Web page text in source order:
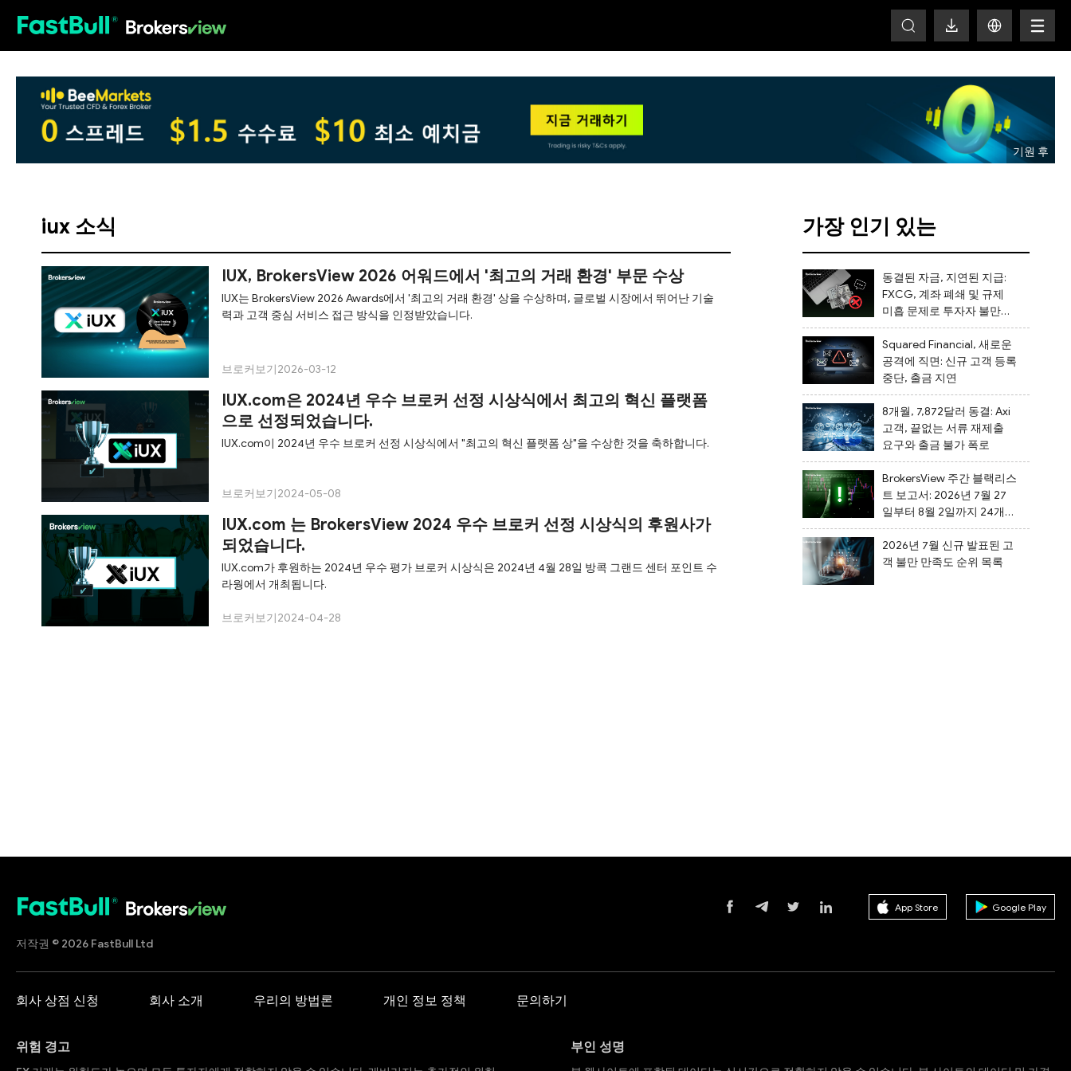
iux 소식
IUX, BrokersView 2026 어워드에서 '최고의 거래 환경' 부문 수상
IUX는 BrokersView 2026 Awards에서 '최고의 거래 환경' 상을 수상하며, 글로벌 시장에서 뛰어난 기술
력과 고객 중심 서비스 접근 방식을 인정받았습니다.
브로커보기2026-03-12
IUX.com은 2024년 우수 브로커 선정 시상식에서 최고의 혁신 플랫폼
으로 선정되었습니다.
IUX.com이 2024년 우수 브로커 선정 시상식에서 "최고의 혁신 플랫폼 상"을 수상한 것을 축하합니다.
브로커보기2024-05-08
IUX.com 는 BrokersView 2024 우수 브로커 선정 시상식의 후원사가
되었습니다.
IUX.com가 후원하는 2024년 우수 평가 브로커 시상식은 2024년 4월 28일 방콕 그랜드 센터 포인트 수
라웡에서 개최됩니다.
브로커보기2024-04-28
가장 인기 있는
동결된 자금, 지연된 지급:
FXCG, 계좌 폐쇄 및 규제
미흡 문제로 투자자 불만에
직면
Squared Financial, 새로운
공격에 직면: 신규 고객 등록
중단, 출금 지연
8개월, 7,872달러 동결: Axi
고객, 끝없는 서류 재제출
요구와 출금 불가 폭로
BrokersView 주간 블랙리스
트 보고서: 2026년 7월 27
일부터 8월 2일까지 24개
의심스러운 브로커가 블랙
리스트에 올랐습니다
2026년 7월 신규 발표된 고
객 불만 만족도 순위 목록
저작권 © 2026 FastBull Ltd
App Store Google Play
회사 상점 신청 회사 소개 우리의 방법론 개인 정보 정책 문의하기
위험 경고 부인 성명